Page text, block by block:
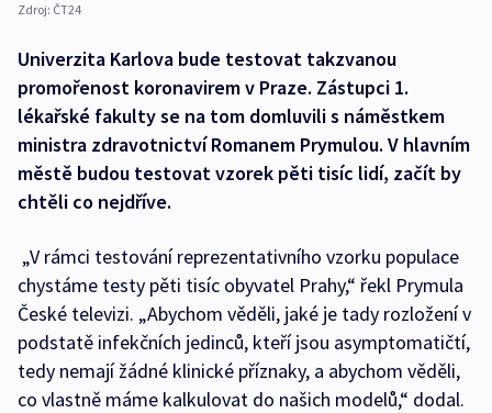
Zdroj: ČT24
Univerzita Karlova bude testovat takzvanou
promořenost koronavirem v Praze. Zástupci 1.
lékařské fakulty se na tom domluvili s náměstkem
ministra zdravotnictví Romanem Prymulou. V hlavním
městě budou testovat vzorek pěti tisíc lidí, začít by
chtěli co nejdříve.
„V rámci testování reprezentativního vzorku populace
chystáme testy pěti tisíc obyvatel Prahy,“ řekl Prymula
České televizi. „Abychom věděli, jaké je tady rozložení v
podstatě infekčních jedinců, kteří jsou asymptomatičtí,
tedy nemají žádné klinické příznaky, a abychom věděli,
co vlastně máme kalkulovat do našich modelů,“ dodal.